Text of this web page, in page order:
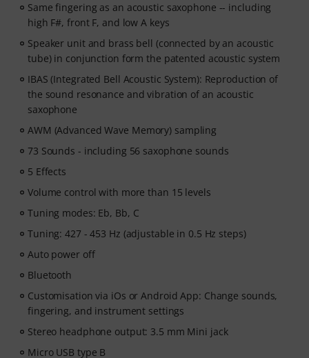
Same fingering as an acoustic saxophone -- including
high F#, front F, and low A keys
Speaker unit and brass bell (connected by an acoustic
tube) in conjunction form the patented acoustic system
IBAS (Integrated Bell Acoustic System): Reproduction of
the sound resonance and vibration of an acoustic
saxophone
AWM (Advanced Wave Memory) sampling
73 Sounds - including 56 saxophone sounds
5 Effects
Volume control with more than 15 levels
Tuning modes: Eb, Bb, C
Tuning: 427 - 453 Hz (adjustable in 0.5 Hz steps)
Auto power off
Bluetooth
Customisation via iOs or Android App: Change sounds,
fingering, and instrument settings
Stereo headphone output: 3.5 mm Mini jack
Micro USB type B